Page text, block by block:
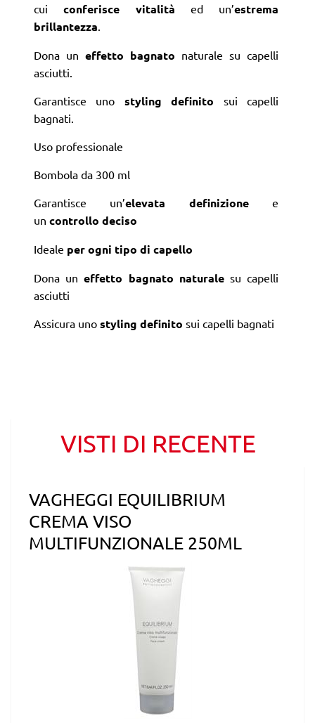
cuiconferisce vitalità ed un’estrema
brillantezza.
Dona un effetto bagnato naturale su capelli
asciutti.
Garantisce uno styling definito sui capelli
bagnati.
Uso professionale
Bombola da 300 ml
Garantisce un’elevata definizionee
un controllo deciso
Ideale per ogni tipo di capello
Dona uneffetto bagnato naturalesu capelli
asciutti
Assicura uno styling definito sui capelli bagnati
VISTI DI RECENTE
VAGHEGGI EQUILIBRIUM
CREMA VISO
MULTIFUNZIONALE 250ML